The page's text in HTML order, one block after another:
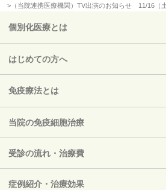
>（当院連携医療機関）TV出演のお知らせ 11/16（
個別化医療とは
はじめての方へ
免疫療法とは
当院の免疫細胞治療
受診の流れ・治療費
症例紹介・治療効果